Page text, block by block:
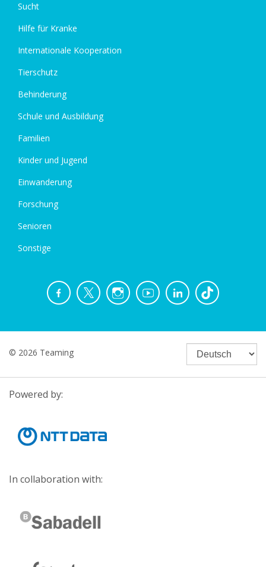
Sucht
Hilfe für Kranke
Internationale Kooperation
Tierschutz
Behinderung
Schule und Ausbildung
Familien
Kinder und Jugend
Einwanderung
Forschung
Senioren
Sonstige
© 2026 Teaming
Powered by:
In collaboration with: